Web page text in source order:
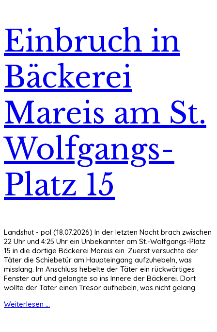
Einbruch in
Bäckerei
Mareis am St.
Wolfgangs-
Platz 15
Landshut - pol (18.07.2026) In der letzten Nacht brach zwischen
22 Uhr und 4:25 Uhr ein Unbekannter am St.-Wolfgangs-Platz
15 in die dortige Bäckerei Mareis ein. Zuerst versuchte der
Täter die Schiebetür am Haupteingang aufzuhebeln, was
misslang. Im Anschluss hebelte der Täter ein rückwärtiges
Fenster auf und gelangte so ins Innere der Bäckerei. Dort
wollte der Täter einen Tresor aufhebeln, was nicht gelang.
Weiterlesen ...